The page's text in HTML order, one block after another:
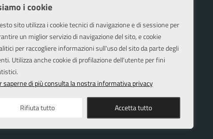
i cookie
sito utilizza i cookie tecnici di navigazione e di sessione per
un miglior servizio di navigazione del sito, e cookie
per raccogliere informazioni sull'uso del sito da parte degli
Utilizza anche cookie di profilazione dell'utente per fini
saperne di più consulta la nostra informativa privacy
Rifiuta tutto Accetta tutto